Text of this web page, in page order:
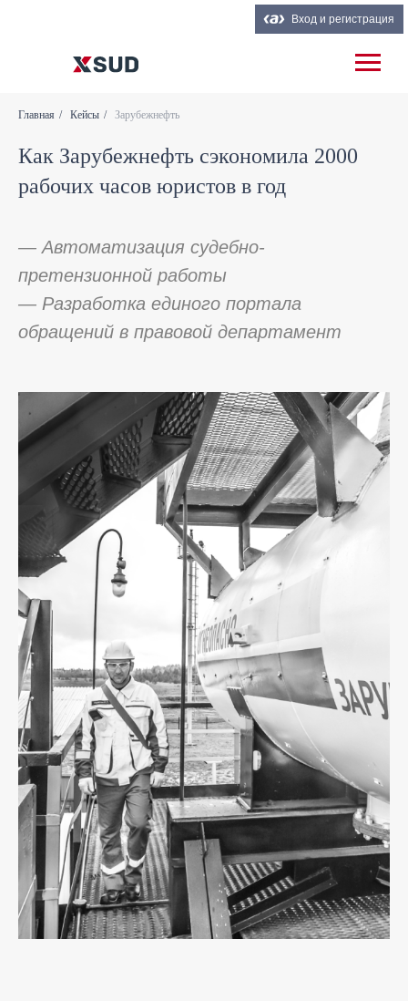
Вход и регистрация
Главная / Кейсы / Зарубежнефть
Как Зарубежнефть сэкономила 2000
рабочих часов юристов в год
— Автоматизация судебно-
претензионной работы
— Разработка единого портала
обращений в правовой департамент